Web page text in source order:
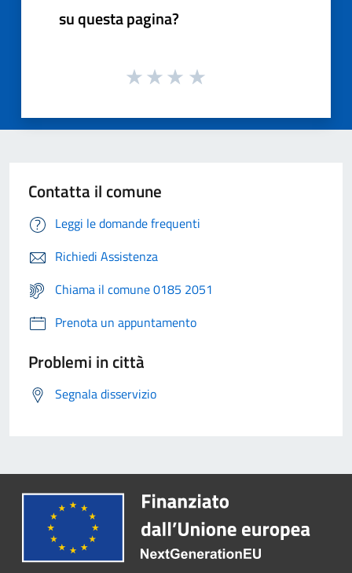
su questa pagina?
Contatta il comune
Leggi le domande frequenti
Richiedi Assistenza
Chiama il comune 0185 2051
Prenota un appuntamento
Problemi in città
Segnala disservizio